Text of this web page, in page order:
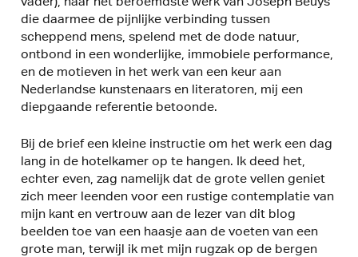
die daarmee de pijnlijke verbinding tussen
scheppend mens, spelend met de dode natuur,
ontbond in een wonderlijke, immobiele performance,
en de motieven in het werk van een keur aan
Nederlandse kunstenaars en literatoren, mij een
diepgaande referentie betoonde.
Bij de brief een kleine instructie om het werk een dag
lang in de hotelkamer op te hangen. Ik deed het,
echter even, zag namelijk dat de grote vellen geniet
zich meer leenden voor een rustige contemplatie van
mijn kant en vertrouw aan de lezer van dit blog
beelden toe van een haasje aan de voeten van een
grote man, terwijl ik met mijn rugzak op de bergen